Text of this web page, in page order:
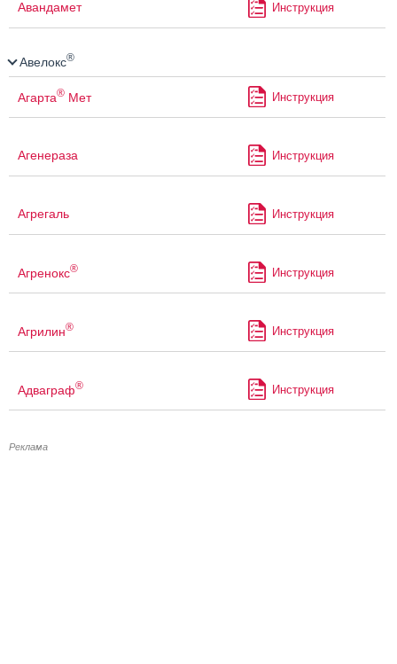
Авандамет Инструкция
Авелокс®
Агарта® Мет Инструкция
Агенераза Инструкция
Агрегаль Инструкция
Агренокс® Инструкция
Агрилин® Инструкция
Адваграф® Инструкция
Реклама